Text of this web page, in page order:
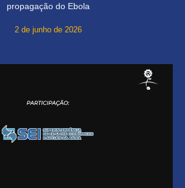
propagação do Ebola
2 de junho de 2026